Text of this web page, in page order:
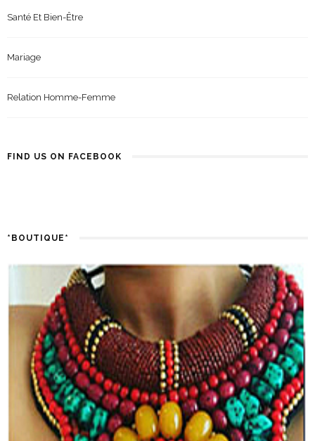
Santé Et Bien-Être
Mariage
Relation Homme-Femme
FIND US ON FACEBOOK
*BOUTIQUE*